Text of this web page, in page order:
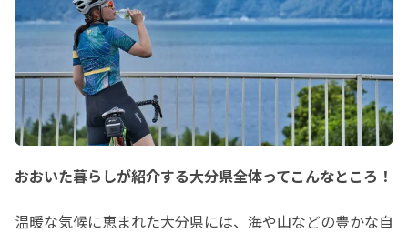
おおいた暮らしが紹介する大分県全体ってこんなところ！
温暖な気候に恵まれた大分県には、海や山などの豊かな自